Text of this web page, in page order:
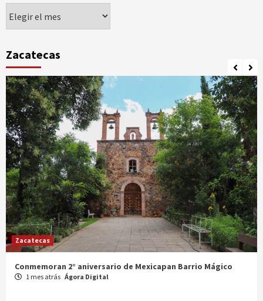
Zacatecas
Zacatecas
Celebran XX Cabalgata Toma de Zacatecas
1 mes atrás Ágora Digital